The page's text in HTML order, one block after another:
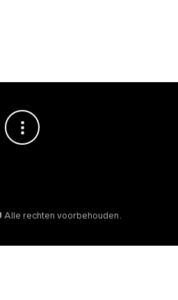
Alle rechten voorbehouden.